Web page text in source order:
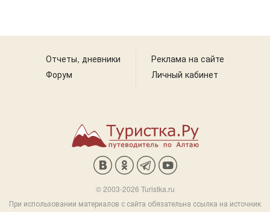
Отчеты, дневники
Форум
Реклама на сайте
Личный кабинет
© 2003-2026 Turistka.ru
При использовании материалов с сайта обязательна ссылка на источник